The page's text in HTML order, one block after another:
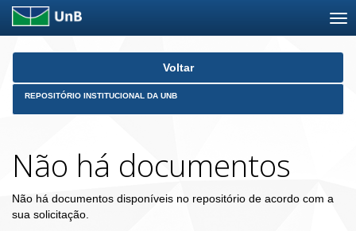
Skip
Voltar
REPOSITÓRIO INSTITUCIONAL DA UNB
Não há documentos
Não há documentos disponíveis no repositório de acordo com a
sua solicitação.